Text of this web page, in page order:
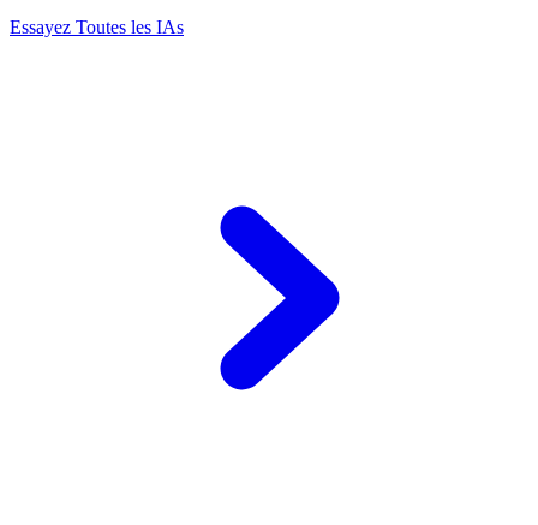
Essayez Toutes les IAs